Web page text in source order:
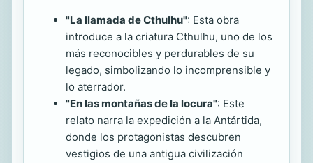
"La llamada de Cthulhu": Esta obra
introduce a la criatura Cthulhu, uno de los
más reconocibles y perdurables de su
legado, simbolizando lo incomprensible y
lo aterrador.
"En las montañas de la locura": Este
relato narra la expedición a la Antártida,
donde los protagonistas descubren
vestigios de una antigua civilización